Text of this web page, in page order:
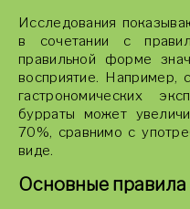
Исследования
в сочетании с
правильной форме
восприятие. Например,
гастрономических
бурраты может
70%, сравнимо с
виде.
Основные правила